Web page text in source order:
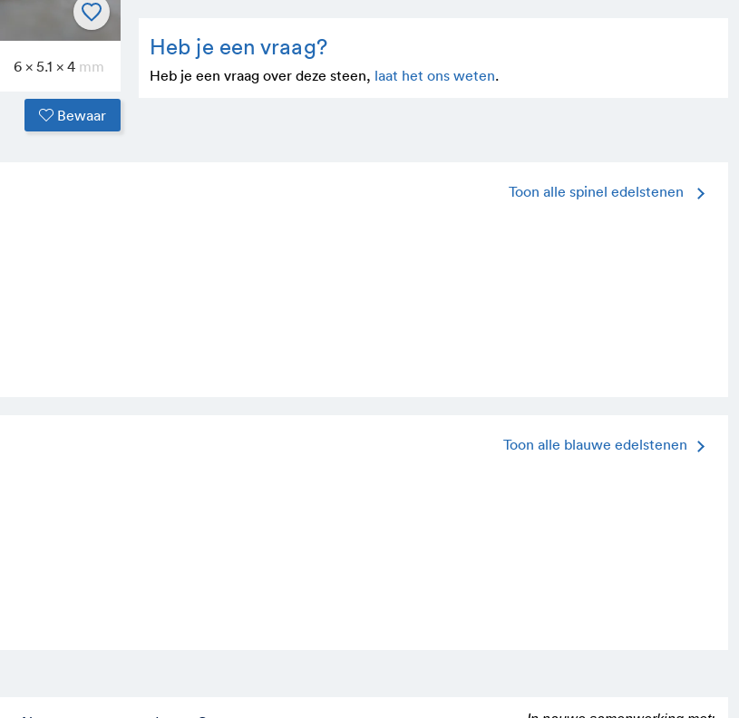
6 x 5.1 x 4
Bewaar
Heb je een vraag?
Heb je een vraag over deze steen, laat het ons weten.
Toon alle spinel edelstenen
Toon alle blauwe edelstenen